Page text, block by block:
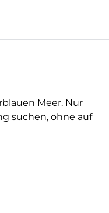
Meer. Nur
suchen, ohne auf